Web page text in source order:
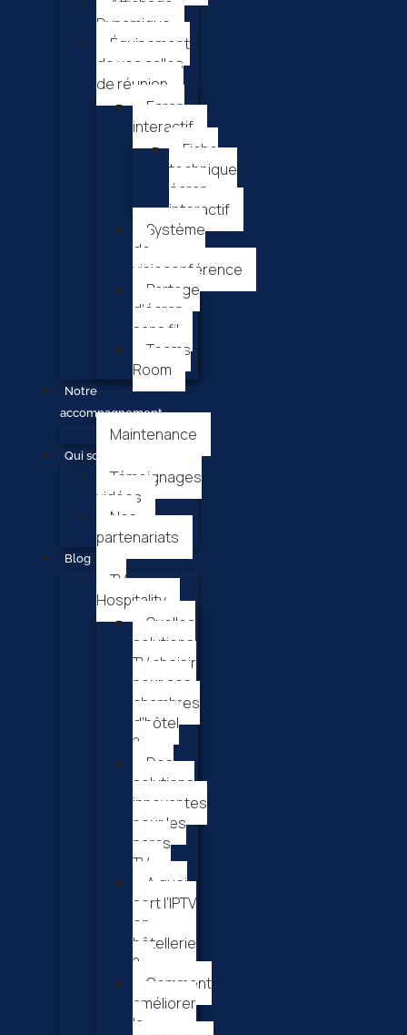
Dynamique
Équipement
de vos salles
de réunion
Ecran
interactif
Fiche
technique
écran
interactif
Système
de
visioconférence
Partage
d’écran
sans fil
Teams
Room
Notre
accompagnement
Maintenance
Qui sommes-nous ?
Témoignages
vidéos
Nos
partenariats
Blog
TV
Hospitality
Quelles
solutions
TV choisir
pour ses
chambres
d’hôtel
?
Des
solutions
innovantes
pour les
parcs
TV
A quoi
sert l’IPTV
en
hôtellerie
?
Comment
améliorer
la